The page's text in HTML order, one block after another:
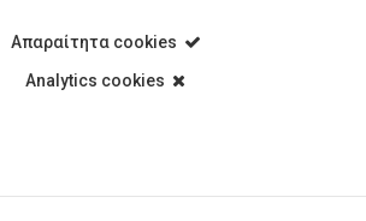
Απαραίτητα cookies
Analytics cookies